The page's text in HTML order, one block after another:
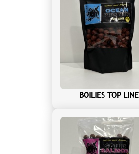
BOILIES TOP LINE